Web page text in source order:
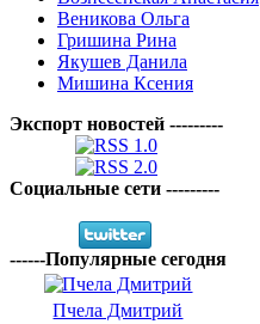
Веникова Ольга
Гришина Рина
Якушев Данила
Мишина Ксения
Экспорт новостей ---------
Социальные сети ---------
------Популярные сегодня
Пчела Дмитрий